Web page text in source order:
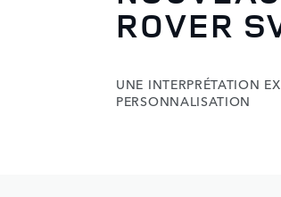
ROVER
UNE INTERPRÉTATION
PERSONNALISATION